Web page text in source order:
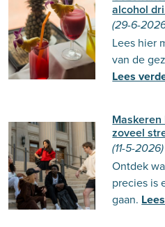
alcohol
(29-6-
Lees hier
van de
Lees
zoveel
(11-5-2026)
Ontdek
precies is
gaan.